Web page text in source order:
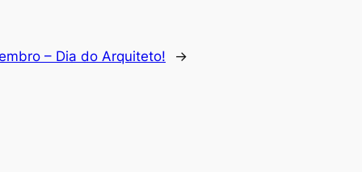
– Dia do Arquiteto! →